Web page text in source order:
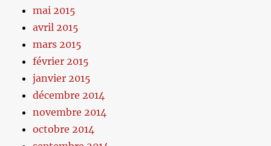
mai 2015
avril 2015
mars 2015
février 2015
janvier 2015
décembre 2014
novembre 2014
octobre 2014